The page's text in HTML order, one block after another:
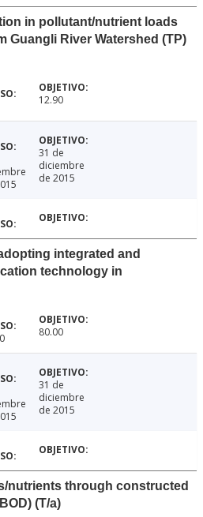
in pollutant/nutrient loads
Guangli River Watershed (TP)
12.90
31 de
diciembre
de 2015
integrated and
technology in
80.00
31 de
diciembre
de 2015
nutrients through constructed
(T/a)